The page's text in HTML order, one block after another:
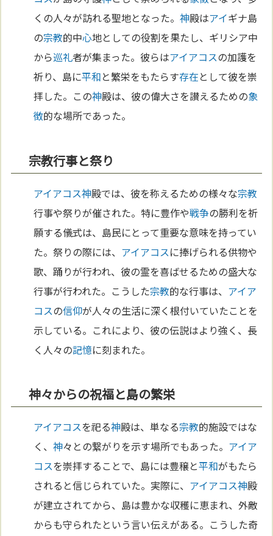
くの人々が訪れる聖地となった。神殿はアイギナ島
の宗教的中心地としての役割を果たし、ギリシア中
から巡礼者が集まった。彼らはアイアコスの加護を
祈り、島に平和と繁栄をもたらす存在として彼を崇
拝した。この神殿は、彼の偉大さを讃えるための象
徴的な場所であった。
宗教行事と祭り
アイアコス神殿では、彼を称えるための様々な宗教
行事や祭りが催された。特に豊作や戦争の勝利を祈
願する儀式は、島民にとって重要な意味を持ってい
た。祭りの際には、 アイアコスに捧げられる供物や
歌、踊りが行われ、彼の霊を喜ばせるための盛大な
行事が行われた。こうした宗教的な行事は、 アイア
コスの信仰が人々の生活に深く根付いていたことを
示している。これにより、彼の伝説はより強く、長
く人々の記憶に刻まれた。
神々からの祝福と島の繁栄
アイアコスを祀る神殿は、単なる宗教的施設ではな
く、神々との繋がりを示す場所でもあった。 アイア
コスを崇拝することで、島には豊穣と平和がもたら
されると信じられていた。実際に、 アイアコス神殿
が建立されてから、島は豊かな収穫に恵まれ、外敵
からも守られたという言い伝えがある。こうした奇